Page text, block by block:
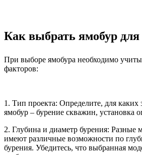
Как выбрать ямобур
При выборе ямобура необходимо
факторов:
1. Тип проекта: Определите, для каких
ямобур – бурение скважин, установка
2. Глубина и диаметр бурения: Разные
имеют различные возможности по
бурения. Убедитесь, что выбранная